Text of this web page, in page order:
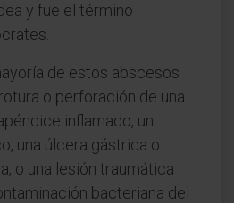
y fue el término
de estos abscesos
o perforación de una
inflamado, un
una úlcera gástrica o
o una lesión traumática
bacteriana del